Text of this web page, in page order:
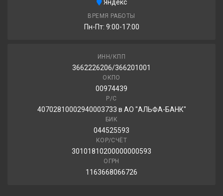
44 170.00 ₽
Яндекс
ВРЕМЯ РАБОТЫ
Пн-Пт: 9:00-17:00
ИНН/КПП
3662226206/366201001
ОКПО
00974439
Р/С
40702810002940003733 в АО "АЛЬФА-БАНК"
БИК
044525593
КОР/СЧЁТ
30101810200000000593
ОГРН
1163668066726